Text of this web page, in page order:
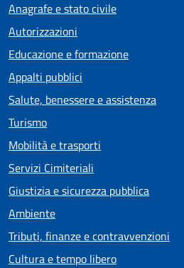
Anagrafe e stato civile
Autorizzazioni
Educazione e formazione
Appalti pubblici
Salute, benessere e assistenza
Turismo
Mobilità e trasporti
Servizi Cimiteriali
Giustizia e sicurezza pubblica
Ambiente
Tributi, finanze e contravvenzioni
Cultura e tempo libero